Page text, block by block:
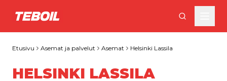
Siirry pääsisältöön
Etusivu Asemat ja palvelut Asemat Helsinki Lassila
HELSINKI LASSILA